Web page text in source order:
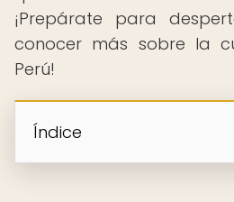
¡Prepárate para
conocer más sobre la
Perú!
Índice